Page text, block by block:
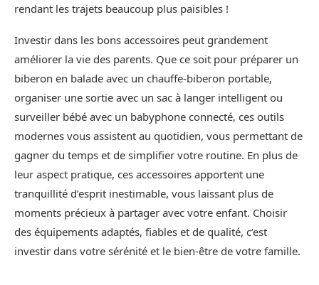
rendant les trajets beaucoup plus paisibles !
Investir dans les bons accessoires peut grandement
améliorer la vie des parents. Que ce soit pour préparer un
biberon en balade avec un chauffe-biberon portable,
organiser une sortie avec un sac à langer intelligent ou
surveiller bébé avec un babyphone connecté, ces outils
modernes vous assistent au quotidien, vous permettant de
gagner du temps et de simplifier votre routine. En plus de
leur aspect pratique, ces accessoires apportent une
tranquillité d’esprit inestimable, vous laissant plus de
moments précieux à partager avec votre enfant. Choisir
des équipements adaptés, fiables et de qualité, c’est
investir dans votre sérénité et le bien-être de votre famille.